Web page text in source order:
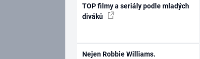
TOP filmy a seriály podle mladých
diváků
Nejen Robbie Williams.